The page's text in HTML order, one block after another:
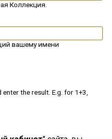
Коллекция.
вашему имени
the result. E.g. for 1+3,